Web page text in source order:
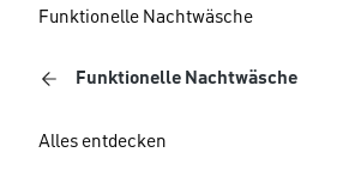
Funktionelle Nachtwäsche
Funktionelle Nachtwäsche
Alles entdecken